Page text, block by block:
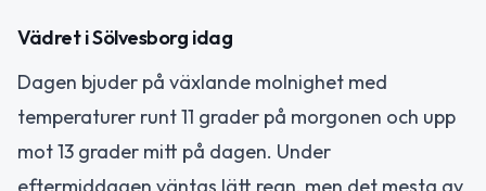
Vädret i Sölvesborg idag
Dagen bjuder på växlande molnighet med
temperaturer runt 11 grader på morgonen och upp
mot 13 grader mitt på dagen. Under
eftermiddagen väntas lätt regn, men det mesta av